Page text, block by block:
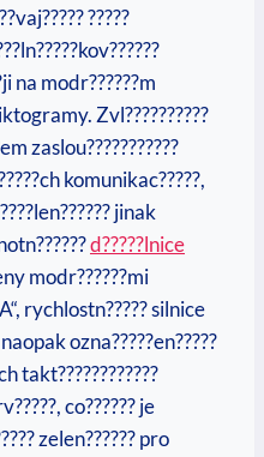
?????
na modr??????m
Zvl??????????
zaslou???????????
komunikac?????,
jinak
d?????lnice
modr??????mi
rychlostn????? silnice
ozna?????en?????
takt????????????
co?????? je
zelen?????? pro